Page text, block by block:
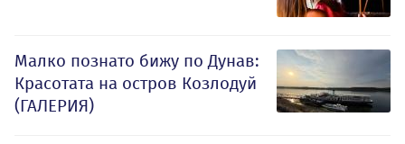
Малко познато бижу по Дунав:
Красотата на остров Козлодуй
(ГАЛЕРИЯ)